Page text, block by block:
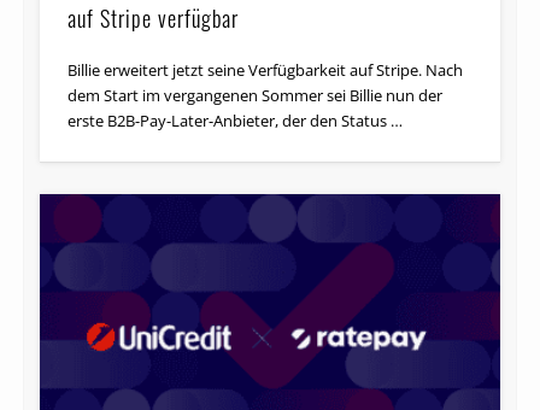
auf Stripe verfügbar
Billie erweitert jetzt seine Verfügbarkeit auf Stripe. Nach
dem Start im vergangenen Sommer sei Billie nun der
erste B2B-Pay-Later-Anbieter, der den Status …